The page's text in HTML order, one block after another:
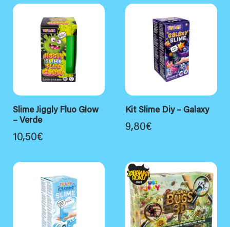
Slime Jiggly Fluo Glow
– Verde
10,50€
Kit Slime Diy – Galaxy
9,80€